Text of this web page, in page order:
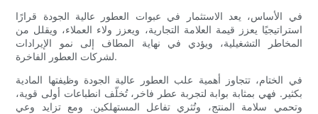
في الأساس، يعد الاستثمار في عبوات العطور عالية الجودة قرارًا
استراتيجيًا يعزز قيمة العلامة التجارية، ويعزز ولاء العملاء، ويقلل من
المخاطر التشغيلية، ويؤدي في نهاية المطاف إلى نمو الإيرادات
لشركات العطور الفاخرة.
في الختام، تتجاوز أهمية علب العطور عالية الجودة وظيفتها المادية
بكثير. فهي بمثابة بوابة لتجربة عطر فاخر، تُخلّف انطباعات أولى قوية،
وتحمي سلامة المنتج، وتُثري تفاعل المستهلكين. ومع تزايد وعي